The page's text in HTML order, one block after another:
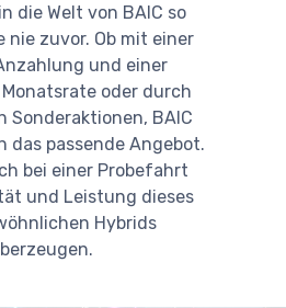
die Welt von BAIC so
nie zuvor. Ob mit einer
und einer
oder durch
Sonderaktionen, BAIC
das passende Angebot.
bei einer Probefahrt
und Leistung dieses
Hybrids